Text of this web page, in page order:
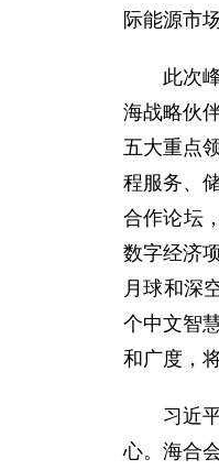
际能源市
此次
海战略伙
五大重点
程服务、
合作论坛
数字经济
月球和深
个中文智
和广度，
习近
心。海合